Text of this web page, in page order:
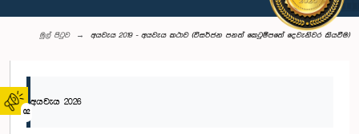
02
මුල් පිටුව අයවැය 2019 - අයවැය කථාව (විසර්ජන පනත් කෙටුම්පතේ දෙවැනිවර කියවීම)
අයවැය 2026